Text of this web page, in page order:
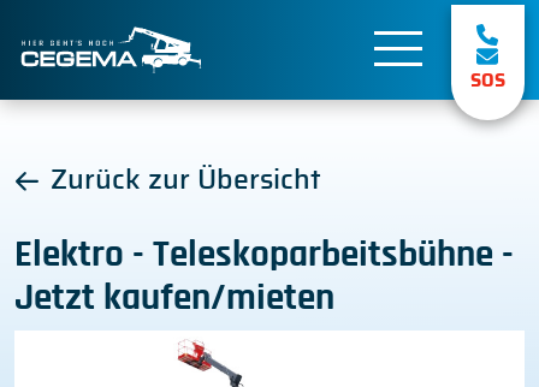
SOS
Zurück zur Übersicht
Elektro - Teleskoparbeitsbühne -
Jetzt kaufen/mieten